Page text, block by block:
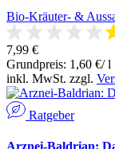
Bio-Kräuter- &
7,99 €
Grundpreis: 1,60 €/ l
inkl. MwSt. zzgl.
Ratgeber